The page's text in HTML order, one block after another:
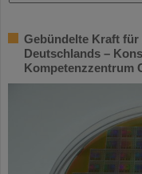
Gebündelte Kraft
Deutschlands –
Kompetenzzentrum